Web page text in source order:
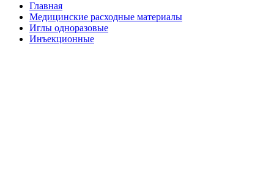
Главная
Медицинские расходные материалы
Иглы одноразовые
Инъекционные